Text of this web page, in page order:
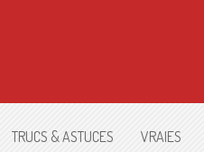
TRUCS & ASTUCES VRAIES